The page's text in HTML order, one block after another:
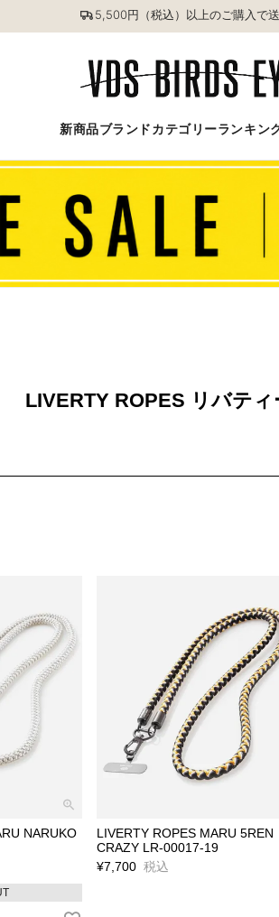
5,500円（税込）以上のご購入で
新商品ブランドカテゴリーランキン
LIVERTY ROPES リバティ
ムは石川県加賀市の兜紐や帯締を作る組紐の
せた造語「LIVERTY」にし、自由な発想を提案
NARUKO
LIVERTY ROPES MARU 5REN
CRAZY LR-00017-19
¥7,700 税込